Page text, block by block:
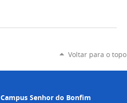
Voltar para o topo
Campus Senhor do Bonfim